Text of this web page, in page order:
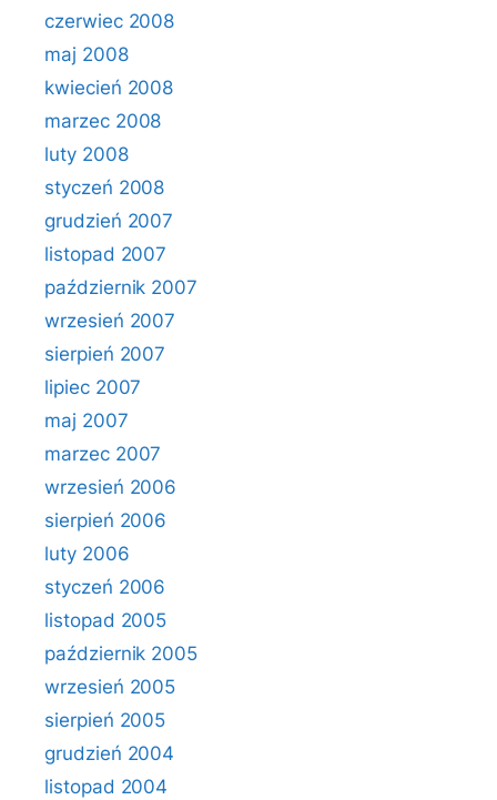
czerwiec 2008
maj 2008
kwiecień 2008
marzec 2008
luty 2008
styczeń 2008
grudzień 2007
listopad 2007
październik 2007
wrzesień 2007
sierpień 2007
lipiec 2007
maj 2007
marzec 2007
wrzesień 2006
sierpień 2006
luty 2006
styczeń 2006
listopad 2005
październik 2005
wrzesień 2005
sierpień 2005
grudzień 2004
listopad 2004